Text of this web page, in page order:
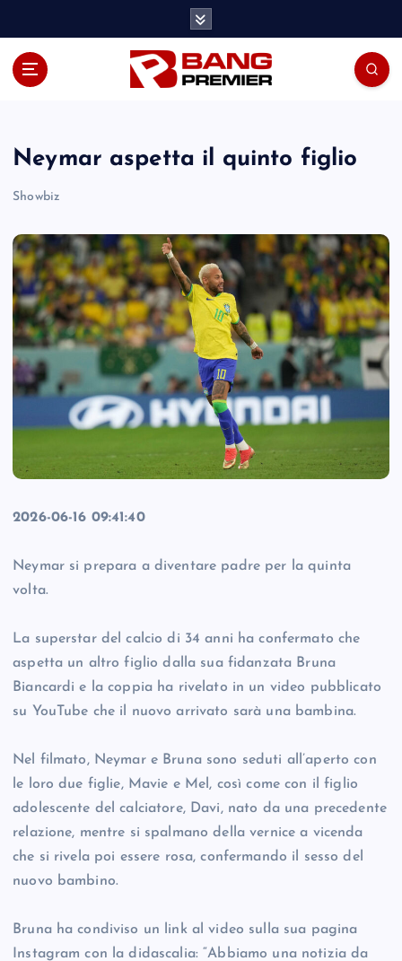
Neymar aspetta il quinto figlio
Showbiz
2026-06-16 09:41:40
Neymar si prepara a diventare padre per la quinta
volta.
La superstar del calcio di 34 anni ha confermato che
aspetta un altro figlio dalla sua fidanzata Bruna
Biancardi e la coppia ha rivelato in un video pubblicato
su YouTube che il nuovo arrivato sarà una bambina.
Nel filmato, Neymar e Bruna sono seduti all’aperto con
le loro due figlie, Mavie e Mel, così come con il figlio
adolescente del calciatore, Davi, nato da una precedente
relazione, mentre si spalmano della vernice a vicenda
che si rivela poi essere rosa, confermando il sesso del
nuovo bambino.
Bruna ha condiviso un link al video sulla sua pagina
Instagram con la didascalia: “Abbiamo una notizia da